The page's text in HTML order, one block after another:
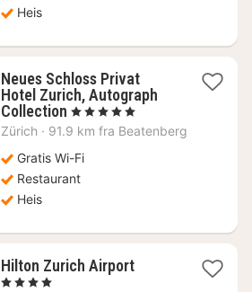
Heis
Neues Schloss Privat
Hotel Zurich, Autograph
Collection 1
natt
4637
kr.
, 5 Stjerner
Zürich · 91.9 km fra Beatenberg
Gratis Wi-Fi
Restaurant
Heis
Hilton Zurich Airport1
, 4 Stjerner